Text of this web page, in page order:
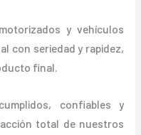
y vehículos
con seriedad y rapidez,
final.
confiables y
total de nuestros